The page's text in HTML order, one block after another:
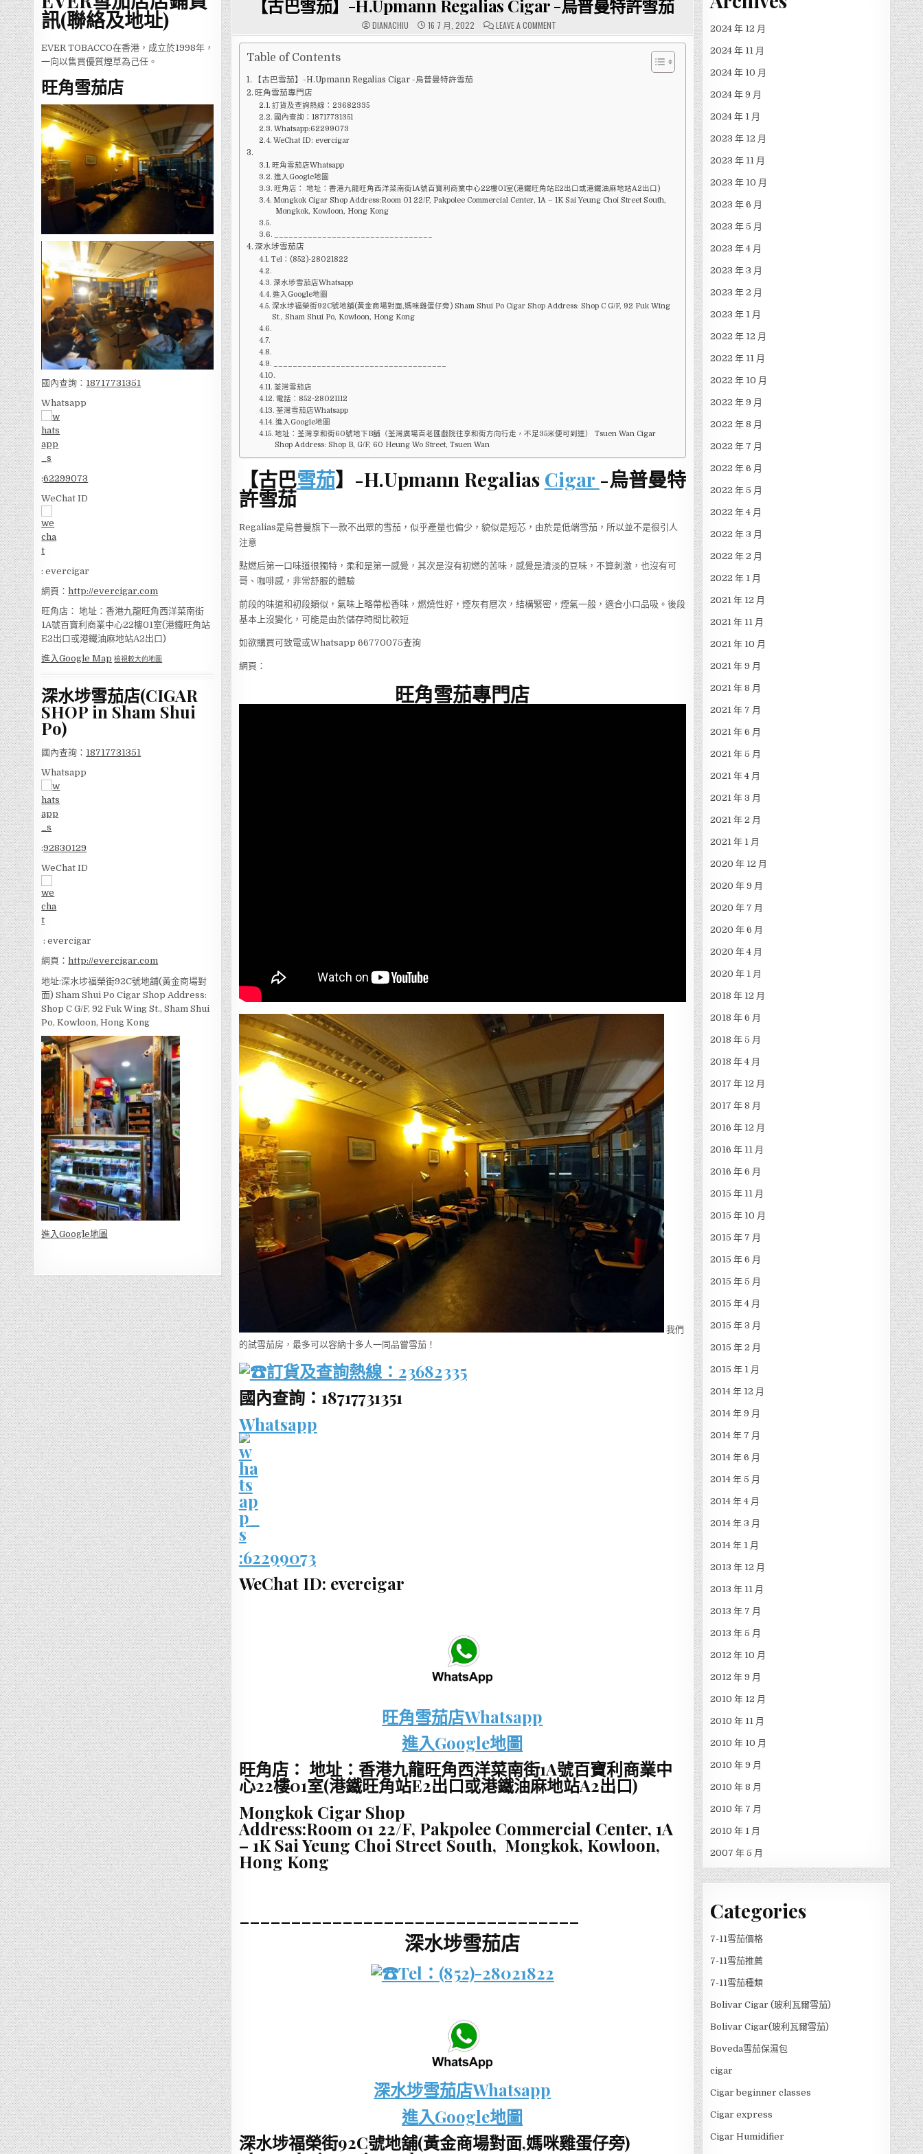
訊(聯絡及地址)
EVER TOBACCO在香港，成立於1998年，
一向以售買優質煙草為己任。
旺角雪茄店
國內查詢： 18717731351
Whatsapp
:62299073
WeChat ID
: evercigar
網頁：http://evercigar.com
旺角店： 地址：香港九龍旺角西洋菜南街
1A號百寶利商業中心22樓01室(港鐵旺角站
E2出口或港鐵油麻地站A2出口)
進入Google Map 檢視較大的地圖
深水埗雪茄店(CIGAR
SHOP in Sham Shui
Po)
國內查詢： 18717731351
Whatsapp
:92830129
WeChat ID
: evercigar
網頁：http://evercigar.com
地址:深水埗福榮街92C號地舖(黃金商場對
面) Sham Shui Po Cigar Shop Address:
Shop C G/F, 92 Fuk Wing St., Sham Shui
Po, Kowloon, Hong Kong
進入Google地圖
【古巴雪茄】-H.Upmann Regalias Cigar -烏普曼特許雪茄
DIANACHIU 16 7 月, 2022 LEAVE A COMMENTON
【古
巴
Table of Contents
【古巴雪茄】-H.Upmann Regalias Cigar -烏普曼特許雪茄
旺角雪茄專門店
訂貨及查詢熱線：23682335
國內查詢：18717731351
Whatsapp:62299073
WeChat ID: evercigar
旺角雪茄店Whatsapp
進入Google地圖
旺角店： 地址：香港九龍旺角西洋菜南街1A號百寶利商業中心22樓01室(港鐵旺角站E2出口或港鐵油麻地站A2出口)
Mongkok Cigar Shop Address:Room 01 22/F, Pakpolee Commercial Center, 1A – 1K Sai Yeung Choi Street South,
Mongkok, Kowloon, Hong Kong
深水埗雪茄店
Tel：(852)-28021822
深水埗雪茄店Whatsapp
進入Google地圖
深水埗福榮街92C號地舖(黃金商場對面,媽咪雞蛋仔旁) Sham Shui Po Cigar Shop Address: Shop C G/F, 92 Fuk Wing
St., Sham Shui Po, Kowloon, Hong Kong
荃灣雪茄店
電話：852-28021112
荃灣雪茄店Whatsapp
進入Google地圖
地址：荃灣享和街60號地下B舖（荃灣廣場百老匯戲院往享和街方向行走，不足35米便可到達） Tsuen Wan Cigar
Shop Address: Shop B, G/F, 60 Heung Wo Street, Tsuen Wan
【古巴雪茄】-H.Upmann Regalias Cigar -烏普曼特
許雪茄
Regalias是烏普曼旗下一款不出眾的雪茄，似乎產量也偏少，貌似是短芯，由於是低端雪茄，所以並不是很引人
注意
點燃后第一口味道很獨特，柔和是第一感覺，其次是沒有初燃的苦味，感覺是清淡的豆味，不算刺激，也沒有可
哥、咖啡感，非常舒服的體驗
前段的味道和初段類似，氣味上略帶松香味，燃燒性好，煙灰有層次，結構緊密，煙氣一般，適合小口品吸。後段
基本上沒變化，可能是由於儲存時間比較短
如欲購買可致電或Whatsapp 66770075查詢
網頁：
旺角雪茄專門店
我們
的試雪茄房，最多可以容納十多人一同品嘗雪茄！
訂貨及查詢熱線： 23682335
國內查詢：18717731351
Whatsapp
:62299073
WeChat ID: evercigar
旺角雪茄店Whatsapp
進入Google地圖
旺角店： 地址：香港九龍旺角西洋菜南街1A號百寶利商業中
心22樓01室(港鐵旺角站E2出口或港鐵油麻地站A2出口)
Mongkok Cigar Shop
Address:Room 01 22/F, Pakpolee Commercial Center, 1A
– 1K Sai Yeung Choi Street South, Mongkok, Kowloon,
Hong Kong
深水埗雪茄店
Tel：(852)-28021822
深水埗雪茄店Whatsapp
進入Google地圖
深水埗福榮街92C號地舖(黃金商場對面,媽咪雞蛋仔旁)
2024 年 12 月
2024 年 11 月
2024 年 10 月
2024 年 9 月
2024 年 1 月
2023 年 12 月
2023 年 11 月
2023 年 10 月
2023 年 6 月
2023 年 5 月
2023 年 4 月
2023 年 3 月
2023 年 2 月
2023 年 1 月
2022 年 12 月
2022 年 11 月
2022 年 10 月
2022 年 9 月
2022 年 8 月
2022 年 7 月
2022 年 6 月
2022 年 5 月
2022 年 4 月
2022 年 3 月
2022 年 2 月
2022 年 1 月
2021 年 12 月
2021 年 11 月
2021 年 10 月
2021 年 9 月
2021 年 8 月
2021 年 7 月
2021 年 6 月
2021 年 5 月
2021 年 4 月
2021 年 3 月
2021 年 2 月
2021 年 1 月
2020 年 12 月
2020 年 9 月
2020 年 7 月
2020 年 6 月
2020 年 4 月
2020 年 1 月
2018 年 12 月
2018 年 6 月
2018 年 5 月
2018 年 4 月
2017 年 12 月
2017 年 8 月
2016 年 12 月
2016 年 11 月
2016 年 6 月
2015 年 11 月
2015 年 10 月
2015 年 7 月
2015 年 6 月
2015 年 5 月
2015 年 4 月
2015 年 3 月
2015 年 2 月
2015 年 1 月
2014 年 12 月
2014 年 9 月
2014 年 7 月
2014 年 6 月
2014 年 5 月
2014 年 4 月
2014 年 3 月
2014 年 1 月
2013 年 12 月
2013 年 11 月
2013 年 7 月
2013 年 5 月
2012 年 10 月
2012 年 9 月
2010 年 12 月
2010 年 11 月
2010 年 10 月
2010 年 9 月
2010 年 8 月
2010 年 7 月
2010 年 1 月
2007 年 5 月
Categories
7-11雪茄價格
7-11雪茄推薦
7-11雪茄種類
Bolivar Cigar (玻利瓦爾雪茄)
Bolivar Cigar(玻利瓦爾雪茄)
Boveda雪茄保濕包
cigar
Cigar beginner classes
Cigar express
Cigar Humidifier